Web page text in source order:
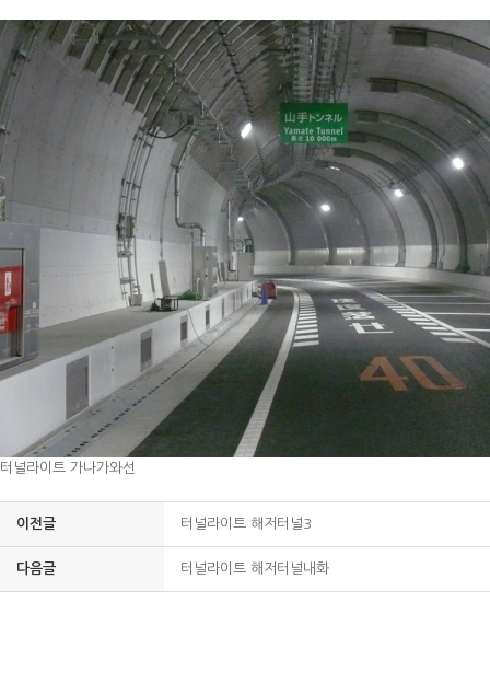
터널라이트 가나가와선
이전글 터널라이트 해저터널3
다음글 터널라이트 해저터널내화